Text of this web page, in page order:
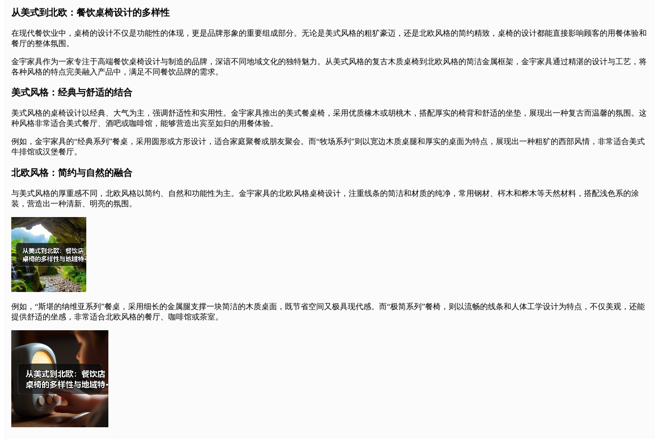
从美式到北欧：餐饮桌椅设计的多样性
在现代餐饮业中，桌椅的设计不仅是功能性的体现，更是品牌形象的重要组成部分。无论是美式风格的粗犷豪迈，还是北欧风格的简约精致，桌椅的设计都能直接影响顾客的用餐体验和
餐厅的整体氛围。
金宇家具作为一家专注于高端餐饮桌椅设计与制造的品牌，深谙不同地域文化的独特魅力。从美式风格的复古木质桌椅到北欧风格的简洁金属框架，金宇家具通过精湛的设计与工艺，将
各种风格的特点完美融入产品中，满足不同餐饮品牌的需求。
美式风格：经典与舒适的结合
美式风格的桌椅设计以经典、大气为主，强调舒适性和实用性。金宇家具推出的美式餐桌椅，采用优质橡木或胡桃木，搭配厚实的椅背和舒适的坐垫，展现出一种复古而温馨的氛围。这
种风格非常适合美式餐厅、酒吧或咖啡馆，能够营造出宾至如归的用餐体验。
例如，金宇家具的“经典系列”餐桌，采用圆形或方形设计，适合家庭聚餐或朋友聚会。而“牧场系列”则以宽边木质桌腿和厚实的桌面为特点，展现出一种粗犷的西部风情，非常适合美式
牛排馆或汉堡餐厅。
北欧风格：简约与自然的融合
与美式风格的厚重感不同，北欧风格以简约、自然和功能性为主。金宇家具的北欧风格桌椅设计，注重线条的简洁和材质的纯净，常用钢材、梣木和桦木等天然材料，搭配浅色系的涂
装，营造出一种清新、明亮的氛围。
例如，“斯堪的纳维亚系列”餐桌，采用细长的金属腿支撑一块简洁的木质桌面，既节省空间又极具现代感。而“极简系列”餐椅，则以流畅的线条和人体工学设计为特点，不仅美观，还能
提供舒适的坐感，非常适合北欧风格的餐厅、咖啡馆或茶室。